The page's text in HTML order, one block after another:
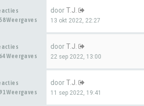
Weergaves
doorT.J.
13 okt 2022, 22:27
Weergaves
doorT.J.
22 sep 2022, 13:00
Weergaves
doorT.J.
11 sep 2022, 19:41